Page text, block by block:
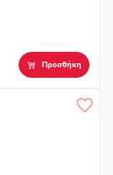
Προσθήκη